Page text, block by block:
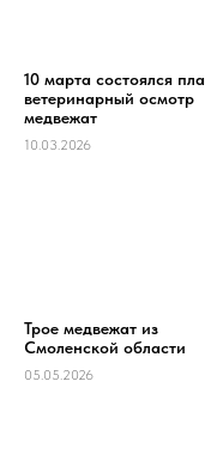
10 марта состоялся
ветеринарный осмотр
медвежат
10.03.2026
Трое медвежат из
Смоленской области
05.05.2026